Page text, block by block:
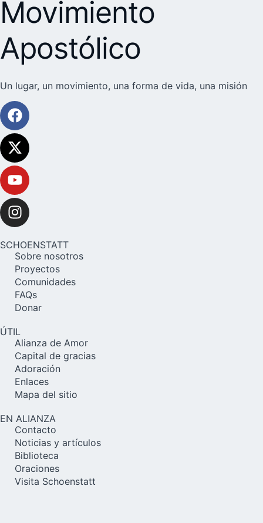
Movimiento
Apostólico
Un lugar, un movimiento, una forma de vida, una misión
SCHOENSTATT
Sobre nosotros
Proyectos
Comunidades
FAQs
Donar
ÚTIL
Alianza de Amor
Capital de gracias
Adoración
Enlaces
Mapa del sitio
EN ALIANZA
Contacto
Noticias y artículos
Biblioteca
Oraciones
Visita Schoenstatt